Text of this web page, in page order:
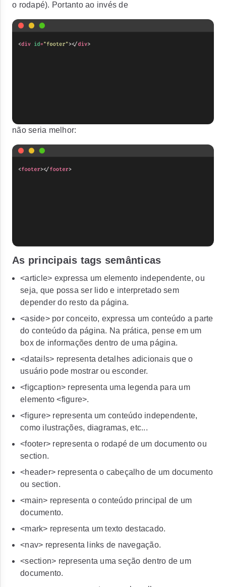
o rodapé). Portanto ao invés de
não seria melhor:
As principais tags semânticas
<article> expressa um elemento independente, ou
seja, que possa ser lido e interpretado sem
depender do resto da página.
<aside>por conceito, expressa um conteúdo a parte
do conteúdo da página. Na prática, pense em um
box de informações dentro de uma página.
<datails> representa detalhes adicionais que o
usuário pode mostrar ou esconder.
<figcaption> representa uma legenda para um
elemento<figure>.
<figure> representa um conteúdo independente,
como ilustrações, diagramas, etc...
<footer> representa o rodapé de um documento ou
section.
<header> representa o cabeçalho de um documento
ou section.
<main> representa o conteúdo principal de um
documento.
<mark> representa um texto destacado.
<nav> representa links de navegação.
<section> representa uma seção dentro de um
documento.